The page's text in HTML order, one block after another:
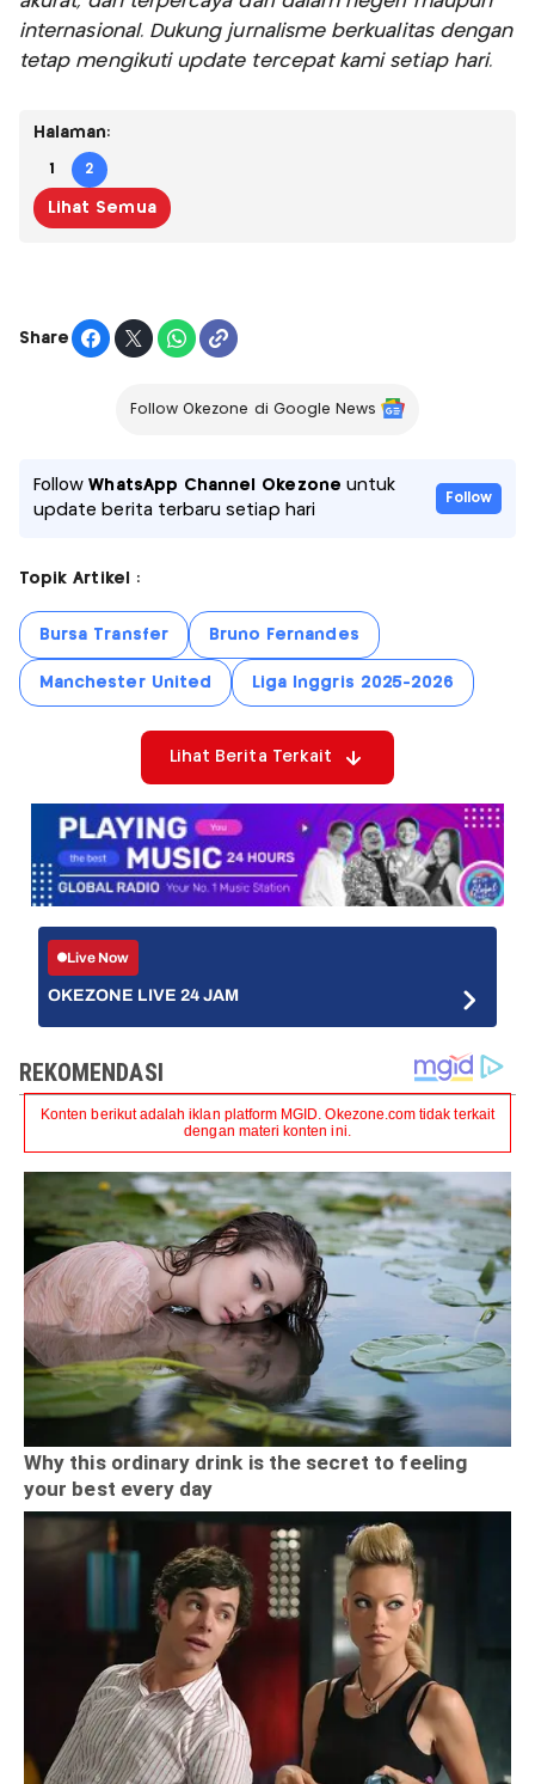
internasional. Dukung jurnalisme berkualitas dengan
tetap mengikuti update tercepat kami setiap hari.
Halaman:
1 2
Lihat Semua
Share
Follow Okezone di Google News
FollowWhatsApp Channel Okezone untuk
update berita terbaru setiap hari
Follow
Topik Artikel :
Bursa Transfer Bruno Fernandes
Manchester United Liga Inggris 2025-2026
Lihat Berita Terkait
Live Now
OKEZONE LIVE 24 JAM